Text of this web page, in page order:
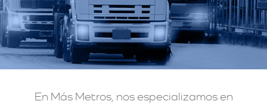
En Más Metros, nos especializamos en